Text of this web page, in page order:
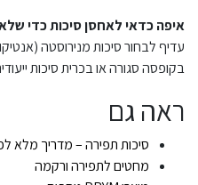
איפה כדאי לאחסן סיכות כדי
עדיף לבחור סיכות מנירוסטה
בקופסה סגורה או בכרית סיכות
ראה גם
סיכות תפירה – מדריך מלא
מחטים לתפירה ורקמה